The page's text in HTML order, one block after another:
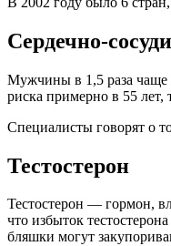
Сердечно-
Мужчины в 1,5 раза чаще
риска примерно в 55
Специалисты говорят о
Тестостерон
Тестостерон — гормон,
что избыток
бляшки могут